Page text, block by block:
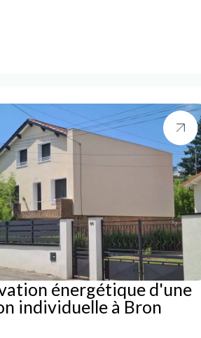
énergétique d'une
individuelle à Bron